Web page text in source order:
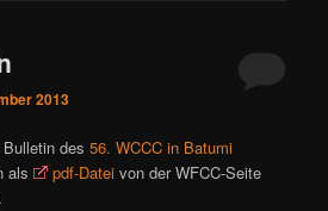
2013
Bulletin des56. WCCC in Batumi
als
pdf-Datei von der WFCC-Seite